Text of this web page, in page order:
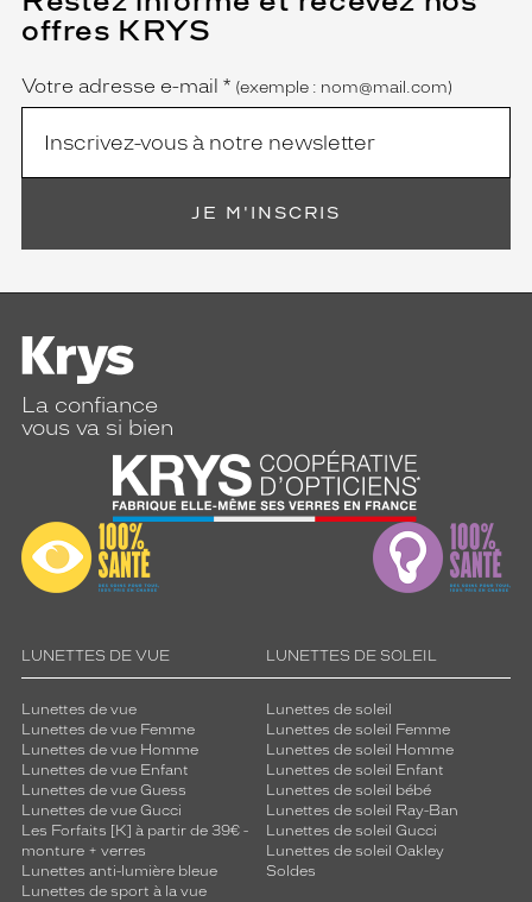
offres KRYS
Name
Votre adresse e-mail *
champ
est
obligatoire)
(exemple : nom@mail.com)
JE M'INSCRIS
La confiance
vous va si bien
LUNETTES DE VUE
Lunettes de vue
Lunettes de vue Femme
Lunettes de vue Homme
Lunettes de vue Enfant
Lunettes de vue Guess
Lunettes de vue Gucci
Les Forfaits [K] à partir de 39€ -
monture + verres
Lunettes anti-lumière bleue
Lunettes de sport à la vue
LUNETTES DE SOLEIL
Lunettes de soleil
Lunettes de soleil Femme
Lunettes de soleil Homme
Lunettes de soleil Enfant
Lunettes de soleil bébé
Lunettes de soleil Ray-Ban
Lunettes de soleil Gucci
Lunettes de soleil Oakley
Soldes